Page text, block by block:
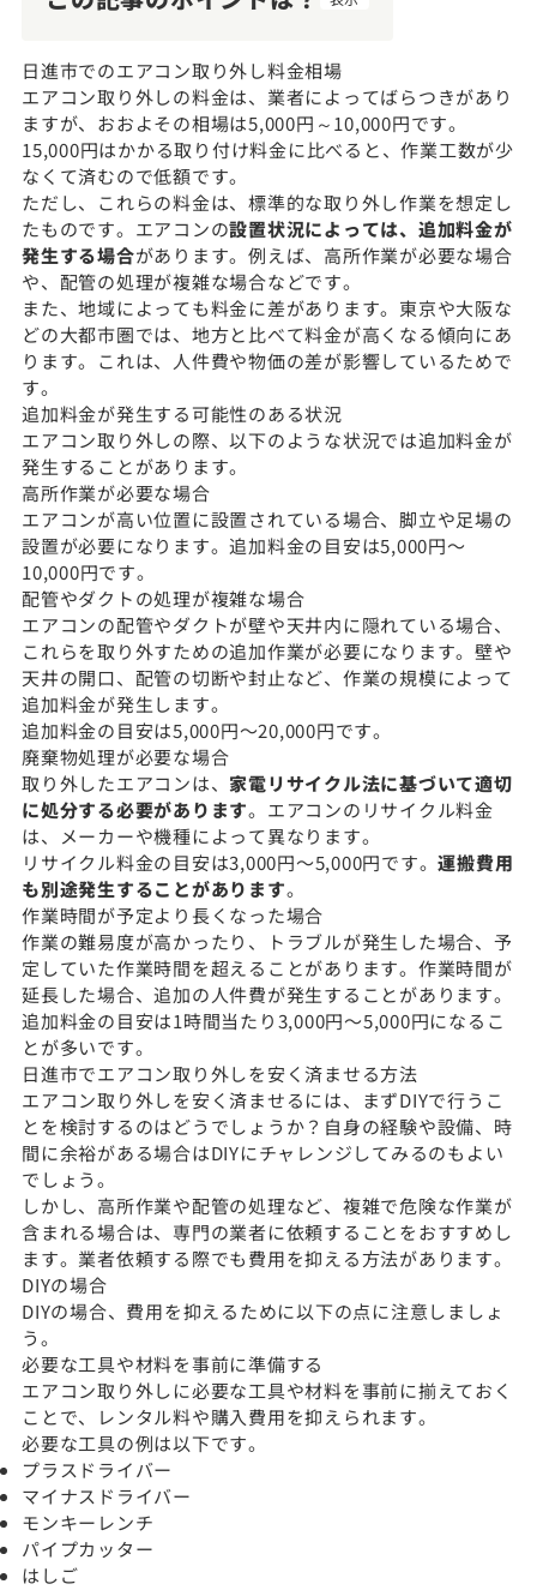
日進市でのエアコン取り外し料金相場
エアコン取り外しの料金は、業者によってばらつきがあり
ますが、おおよその相場は5,000円～10,000円です。
15,000円はかかる取り付け料金に比べると、作業工数が少
なくて済むので低額です。
ただし、これらの料金は、標準的な取り外し作業を想定し
たものです。エアコンの設置状況によっては、追加料金が
発生する場合があります。例えば、高所作業が必要な場合
や、配管の処理が複雑な場合などです。
また、地域によっても料金に差があります。東京や大阪な
どの大都市圏では、地方と比べて料金が高くなる傾向にあ
ります。これは、人件費や物価の差が影響しているためで
す。
追加料金が発生する可能性のある状況
エアコン取り外しの際、以下のような状況では追加料金が
発生することがあります。
高所作業が必要な場合
エアコンが高い位置に設置されている場合、脚立や足場の
設置が必要になります。追加料金の目安は5,000円〜
10,000円です。
配管やダクトの処理が複雑な場合
エアコンの配管やダクトが壁や天井内に隠れている場合、
これらを取り外すための追加作業が必要になります。壁や
天井の開口、配管の切断や封止など、作業の規模によって
追加料金が発生します。
追加料金の目安は5,000円〜20,000円です。
廃棄物処理が必要な場合
取り外したエアコンは、 家電リサイクル法に基づいて適切
に処分する必要があります。エアコンのリサイクル料金
は、メーカーや機種によって異なります。
リサイクル料金の目安は3,000円〜5,000円です。運搬費用
も別途発生することがあります。
作業時間が予定より長くなった場合
作業の難易度が高かったり、トラブルが発生した場合、予
定していた作業時間を超えることがあります。作業時間が
延長した場合、追加の人件費が発生することがあります。
追加料金の目安は1時間当たり3,000円〜5,000円になるこ
とが多いです。
日進市でエアコン取り外しを安く済ませる方法
エアコン取り外しを安く済ませるには、まずDIYで行うこ
とを検討するのはどうでしょうか？自身の経験や設備、時
間に余裕がある場合はDIYにチャレンジしてみるのもよい
でしょう。
しかし、高所作業や配管の処理など、複雑で危険な作業が
含まれる場合は、専門の業者に依頼することをおすすめし
ます。業者依頼する際でも費用を抑える方法があります。
DIYの場合
DIYの場合、費用を抑えるために以下の点に注意しましょ
う。
必要な工具や材料を事前に準備する
エアコン取り外しに必要な工具や材料を事前に揃えておく
ことで、レンタル料や購入費用を抑えられます。
必要な工具の例は以下です。
プラスドライバー
マイナスドライバー
モンキーレンチ
パイプカッター
はしご